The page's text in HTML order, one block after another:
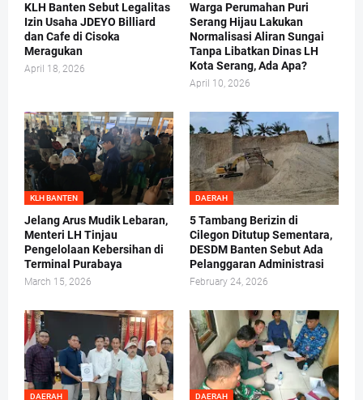
KLH Banten Sebut Legalitas
Izin Usaha JDEYO Billiard
dan Cafe di Cisoka
Meragukan
April 18, 2026
Warga Perumahan Puri
Serang Hijau Lakukan
Normalisasi Aliran Sungai
Tanpa Libatkan Dinas LH
Kota Serang, Ada Apa?
April 10, 2026
KLH BANTEN
Jelang Arus Mudik Lebaran,
Menteri LH Tinjau
Pengelolaan Kebersihan di
Terminal Purabaya
March 15, 2026
DAERAH
5 Tambang Berizin di
Cilegon Ditutup Sementara,
DESDM Banten Sebut Ada
Pelanggaran Administrasi
February 24, 2026
DAERAH DAERAH